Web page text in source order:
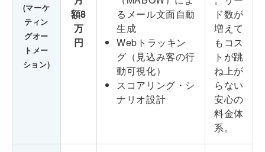
(マーケ
ティン
グオー
トメー
ション)
額8
万
円
るメール文面自動
生成
Webトラッキン
グ（見込み客の行
動可視化）
スコアリング・シ
ナリオ設計
ド数が
増えて
もコス
トが跳
ね上が
らない
安心の
料金体
系。